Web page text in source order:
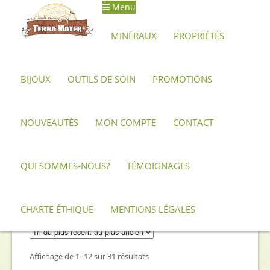
Aller
Aller
au
Menu
MINÉRAUX PROPRIÉTÉS
BIJOUX OUTILS DE SOIN PROMOTIONS
NOUVEAUTÉS MON COMPTE CONTACT
QUI SOMMES-NOUS? TÉMOIGNAGES
CHARTE ÉTHIQUE MENTIONS LÉGALES
Accueil Minéraux, pierres et cristaux Labradorite
Labradorite
Affichage de 1–12 sur 31 résultatsTrié